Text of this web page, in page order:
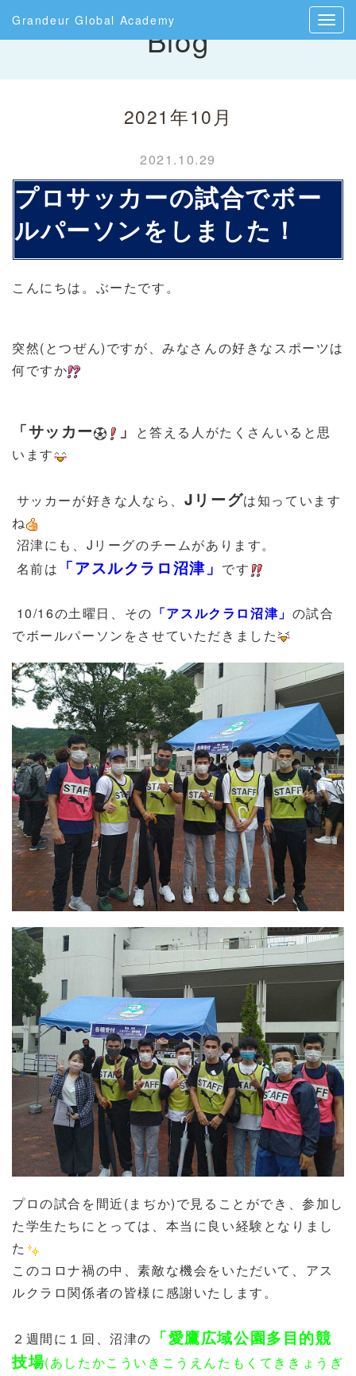
Grandeur Global AcademyBlog
2021年10月
2021.10.29
プロサッカーの試合でボー
ルパーソンをしました！
こんにちは。ぶーたです。
突然(とつぜん)ですが、みなさんの好きなスポーツは
何ですか
「サッカー 」
と答える人がたくさんいると思
います
サッカーが好きな人なら、 Jリーグは知っています
ね
沼津にも、Jリーグのチームがあります。
名前は 「アスルクラロ沼津」 です
10/16の土曜日、その 「アスルクラロ沼津」 の試合
でボールパーソンをさせていただきました
プロの試合を間近(まぢか)で見ることができ、参加し
た学生たちにとっては、本当に良い経験となりまし
た
このコロナ禍の中、素敵な機会をいただいて、アス
ルクラロ関係者の皆様に感謝いたします。
２週間に１回、沼津の 「愛鷹広域公園多目的競
技場(あしたかこういきこうえんたもくてききょうぎ